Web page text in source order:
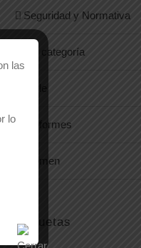
Seguridad y Normativa
Sin categoría
Uniformes
Women
Etiquetas
las
lo